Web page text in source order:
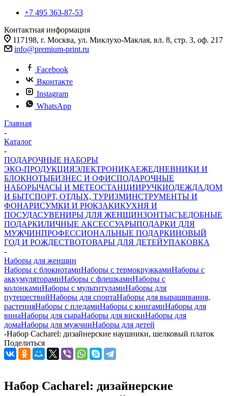
+7 495 363-87-53
Контактная информация
117198, г. Москва, ул. Миклухо-Маклая, вл. 8, стр. 3, оф. 217
info@premium-print.ru
Facebook
Вконтакте
Instagram
WhatsApp
Главная
-
Каталог
-
ПОДАРОЧНЫЕ НАБОРЫ
ЭКО-ПРОДУКЦИЯЭЛЕКТРОНИКАЕЖЕДНЕВНИКИ И
БЛОКНОТЫБИЗНЕС И ОФИСПОДАРОЧНЫЕ
НАБОРЫЧАСЫ И МЕТЕОСТАНЦИИРУЧКИОДЕЖДАДОМ
И БЫТСПОРТ, ОТДЫХ, ТУРИЗМИНСТРУМЕНТЫ И
ФОНАРИСУМКИ И РЮКЗАКИКУХНЯ И
ПОСУДАСУВЕНИРЫ ДЛЯ ЖЕНЩИНЗОНТЫСЪЕДОБНЫЕ
ПОДАРКИЛИЧНЫЕ АКСЕССУАРЫПОДАРКИ ДЛЯ
МУЖЧИНПРОФЕССИОНАЛЬНЫЕ ПОДАРКИНОВЫЙ
ГОД И РОЖДЕСТВОТОВАРЫ ДЛЯ ДЕТЕЙУПАКОВКА
-
Наборы для женщин
Наборы с блокнотамиНаборы с термокружкамиНаборы с
аккумуляторамиНаборы с флешкамиНаборы с
колонкамиНаборы с мультитуламиНаборы для
путешествийНаборы для спортаНаборы для выращивания,
растенияНаборы с пледамиНаборы с книгамиНаборы для
винаНаборы для сыраНаборы для вискиНаборы для
домаНаборы для мужчинНаборы для детей
-Набор Cacharel: дизайнерские наушники, шелковый платок
Поделиться
Набор Cacharel: дизайнерские